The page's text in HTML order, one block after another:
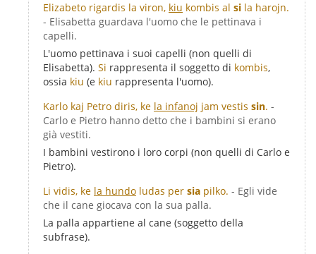
Elizabeto rigardis la viron, kiu kombis al si la harojn.
- Elisabetta guardava l'uomo che le pettinava i
capelli.
L'uomo pettinava i suoi capelli (non quelli di
Elisabetta). Si rappresenta il soggetto di kombis,
ossia kiu (e kiu rappresenta l'uomo).
Karlo kaj Petro diris, ke la infanoj jam vestis sin. -
Carlo e Pietro hanno detto che i bambini si erano
già vestiti.
I bambini vestirono i loro corpi (non quelli di Carlo e
Pietro).
Li vidis, ke la hundo ludas per sia pilko. - Egli vide
che il cane giocava con la sua palla.
La palla appartiene al cane (soggetto della
subfrase).